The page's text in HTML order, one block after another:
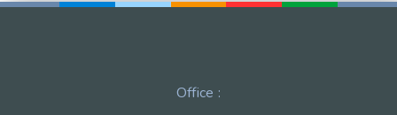
Office :